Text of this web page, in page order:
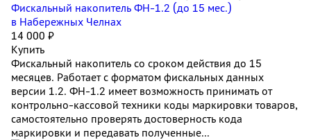
Фискальный накопитель ФН-1.2 (до 15 мес.)
в Набережных Челнах
14 000 ₽
Купить
Фискальный накопитель cо сроком действия до 15
месяцев. Работает с форматом фискальных данных
версии 1.2. ФН-1.2 имеет возможность принимать от
контрольно-кассовой техники коды маркировки товаров,
самостоятельно проверять достоверность кода
маркировки и передавать полученные...